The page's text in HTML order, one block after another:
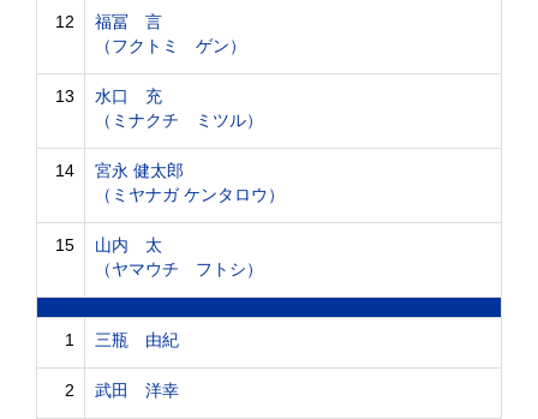
12
福冨 言
（フクトミ ゲン）
13
水口 充
（ミナクチ ミツル）
14
宮永 健太郎
（ミヤナガ ケンタロウ）
15
山内 太
（ヤマウチ フトシ）
1 三瓶 由紀
2 武田 洋幸